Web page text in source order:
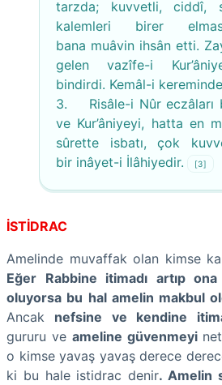
tarzda; kuvvetli, ciddî,
kalemleri birer
bana muâvin ihsân etti.
gelen vazîfe-i
bindirdi. Kemâl-i
3. Risâle-i Nûr eczâları
ve Kur’âniyeyi, hatta en
sûrette isbatı, çok
bir inâyet-i İlâhiyedir.
[3]
İSTİDRAC
Amelinde muvaffak olan kimse
Eğer Rabbine itimadı artıp ona
oluyorsa bu hal amelin makbul
Ancak nefsine ve kendine
gururu ve ameline güvenmeyi
o kimse yavaş yavaş derece
ki bu hale istidrac denir. Amelin